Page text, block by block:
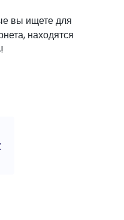
вы ищете для
находятся